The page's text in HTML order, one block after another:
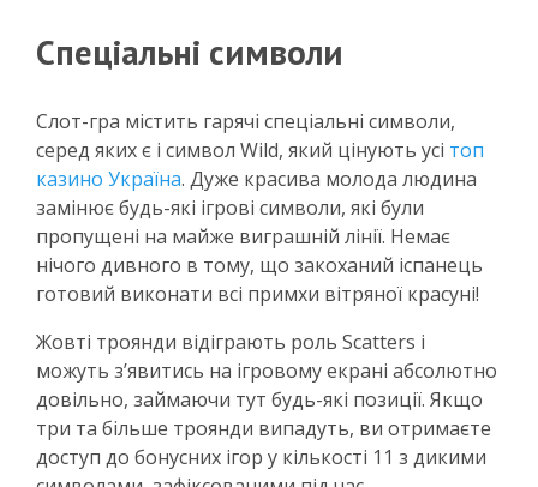
Спеціальні символи
Слот-гра містить гарячі спеціальні символи,
серед яких є і символ Wild, який цінують усі топ
казино Україна. Дуже красива молода людина
замінює будь-які ігрові символи, які були
пропущені на майже виграшній лінії. Немає
нічого дивного в тому, що закоханий іспанець
готовий виконати всі примхи вітряної красуні!
Жовті троянди відіграють роль Scatters і
можуть з’явитись на ігровому екрані абсолютно
довільно, займаючи тут будь-які позиції. Якщо
три та більше троянди випадуть, ви отримаєте
доступ до бонусних ігор у кількості 11 з дикими